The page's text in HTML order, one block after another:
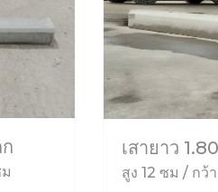
เสายาว
สูง 12 ซม / กว้